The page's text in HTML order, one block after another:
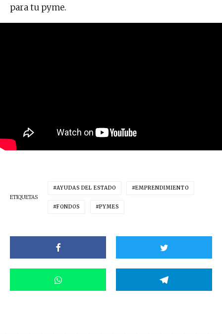
para tu pyme.
ETIQUETAS
AYUDAS DEL ESTADO EMPRENDIMIENTO
FONDOS PYMES